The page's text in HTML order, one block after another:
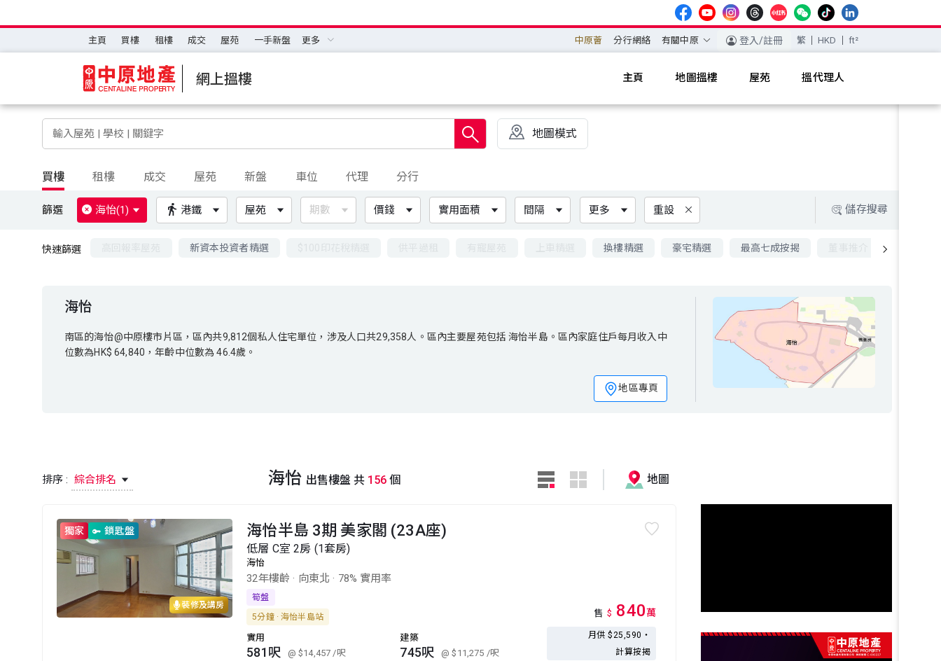
主頁 買樓 租樓 成交 屋苑 一手新盤 更多 中原薈 分行網絡 有關中原 登入/註冊 繁 HKD ft²
網上搵樓 主頁 地圖搵樓 屋苑 搵代理人
地圖模式
買樓 租樓 成交 屋苑 新盤 車位 代理 分行
篩選 海怡(1) 港鐵 屋苑 期數 價錢 實用面積 間隔 更多 重設 儲存搜尋
快速篩選 新資本投資者精選 換樓精選 豪宅精選 最高七成按揭
海怡
南區的海怡@中原樓市片區，區內共9,812個私人住宅單位，涉及人口共29,358人。區內主要屋苑包括 海怡半島。區內家庭住戶每月收入中
位數為HK$ 64,840，年齡中位數為 46.4歲。
南區的海怡@中原樓市片區，區內共9,812個私人住宅單位，涉及人口共29,358人。區內主要屋苑包括 海怡半島。區內家庭住戶每月收入中
位數為HK$ 64,840，年齡中位數為 46.4歲。
地區專頁
排序 : 綜合排名 海怡 出售樓盤 共 156個 地圖
裝修及講房
獨家 鎖匙盤 海怡半島 3期 美家閣 (23A座)
低層 C室 2房 (1套房)
海怡
32年樓齡 · 向東北 · 78% 實用率
筍盤
5分鐘 · 海怡半島站
實用
581呎 @ $14,457 /呎
建築
745呎 @ $11,275 /呎
售 $ 840萬
月供 $25,590・
計算按揭